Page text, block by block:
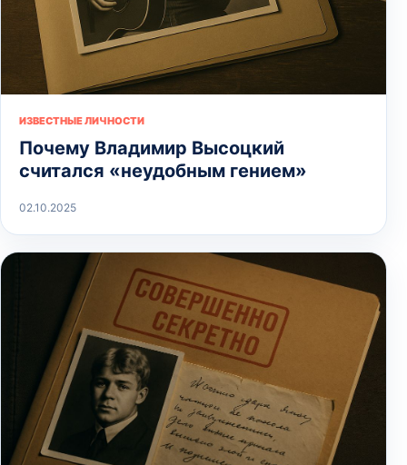
ИЗВЕСТНЫЕ ЛИЧНОСТИ
Почему Владимир Высоцкий
считался «неудобным гением»
02.10.2025